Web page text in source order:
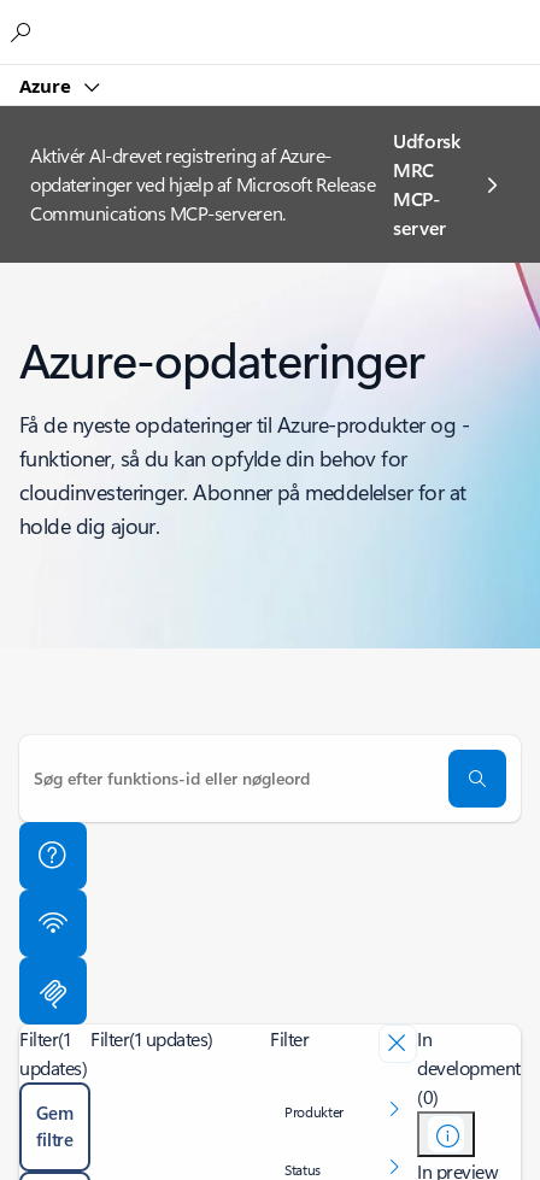
Azure
Aktivér AI-drevet registrering af Azure-
opdateringer ved hjælp af Microsoft Release
Communications MCP-serveren.
Udforsk
MRC
MCP-
server
Azure-opdateringer
Få de nyeste opdateringer til Azure-produkter og -
funktioner, så du kan opfylde din behov for
cloudinvesteringer. Abonner på meddelelser for at
holde dig ajour.
Filter(1
updates)
Gem
filtre
Filter(1 updates) Filter
Produkter
Status
In
development
(0)
In preview